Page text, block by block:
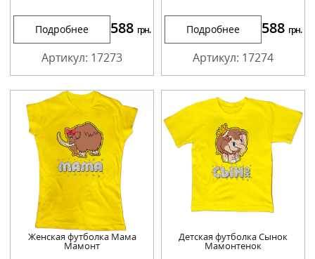
Подробнее 588 грн.
Артикул: 17273
Подробнее 588 грн.
Артикул: 17274
Женская футболка Мама
Мамонт
Детская футболка Сынок
Мамонтенок